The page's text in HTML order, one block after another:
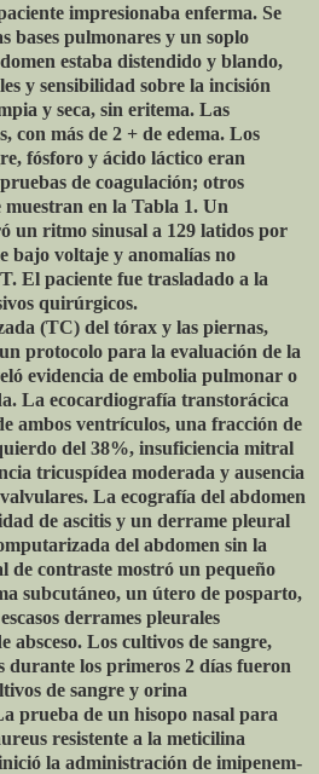
impresionaba enferma. Se
bases pulmonares y un soplo
estaba distendido y blando,
y sensibilidad sobre la incisión
y seca, sin eritema. Las
con más de 2 + de edema. Los
fósforo y ácido láctico eran
de coagulación; otros
muestran en la Tabla 1. Un
un ritmo sinusal a 129 latidos por
bajo voltaje y anomalías no
El paciente fue trasladado a la
quirúrgicos.
(TC) del tórax y las piernas,
protocolo para la evaluación de la
evidencia de embolia pulmonar o
La ecocardiografía transtorácica
ambos ventrículos, una fracción de
del 38%, insuficiencia mitral
tricuspídea moderada y ausencia
La ecografía del abdomen
de ascitis y un derrame pleural
del abdomen sin la
de contraste mostró un pequeño
subcutáneo, un útero de posparto,
derrames pleurales
absceso. Los cultivos de sangre,
durante los primeros 2 días fueron
de sangre y orina
prueba de un hisopo nasal para
resistente a la meticilina
la administración de imipenem-